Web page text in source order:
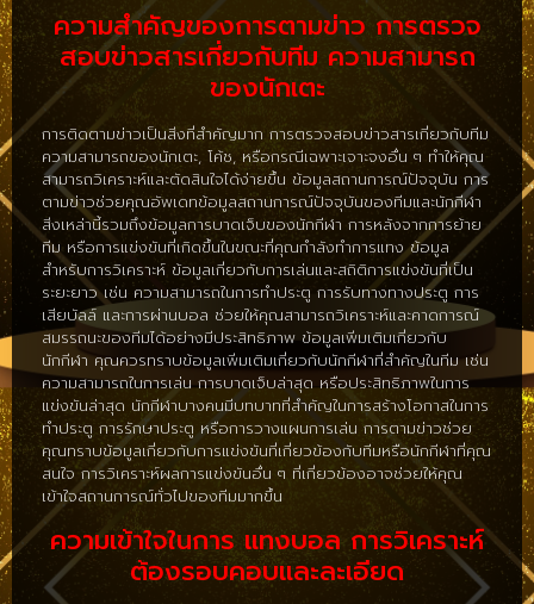
ความสำคัญของการตามข่าว การตรวจ
สอบข่าวสารเกี่ยวกับทีม ความสามารถ
ของนักเตะ
การติดตามข่าวเป็นสิ่งที่สำคัญมาก การตรวจสอบข่าวสารเกี่ยวกับทีม
ความสามารถของนักเตะ, โค้ช, หรือกรณีเฉพาะเจาะจงอื่น ๆ ทำให้คุณ
สามารถวิเคราะห์และตัดสินใจได้ง่ายขึ้น ข้อมูลสถานการณ์ปัจจุบัน การ
ตามข่าวช่วยคุณอัพเดทข้อมูลสถานการณ์ปัจจุบันของทีมและนักกีฬา
สิ่งเหล่านี้รวมถึงข้อมูลการบาดเจ็บของนักกีฬา การหลังจากการย้าย
ทีม หรือการแข่งขันที่เกิดขึ้นในขณะที่คุณกำลังทำการแทง ข้อมูล
สำหรับการวิเคราะห์ ข้อมูลเกี่ยวกับการเล่นและสถิติการแข่งขันที่เป็น
ระยะยาว เช่น ความสามารถในการทำประตู การรับทางทางประตู การ
เสียบัลล์ และการผ่านบอล ช่วยให้คุณสามารถวิเคราะห์และคาดการณ์
สมรรถนะของทีมได้อย่างมีประสิทธิภาพ ข้อมูลเพิ่มเติมเกี่ยวกับ
นักกีฬา คุณควรทราบข้อมูลเพิ่มเติมเกี่ยวกับนักกีฬาที่สำคัญในทีม เช่น
ความสามารถในการเล่น การบาดเจ็บล่าสุด หรือประสิทธิภาพในการ
แข่งขันล่าสุด นักกีฬาบางคนมีบทบาทที่สำคัญในการสร้างโอกาสในการ
ทำประตู การรักษาประตู หรือการวางแผนการเล่น การตามข่าวช่วย
คุณทราบข้อมูลเกี่ยวกับการแข่งขันที่เกี่ยวข้องกับทีมหรือนักกีฬาที่คุณ
สนใจ การวิเคราะห์ผลการแข่งขันอื่น ๆ ที่เกี่ยวข้องอาจช่วยให้คุณ
เข้าใจสถานการณ์ทั่วไปของทีมมากขึ้น
ความเข้าใจในการ แทงบอล การวิเคราะห์
ต้องรอบคอบและละเอียด